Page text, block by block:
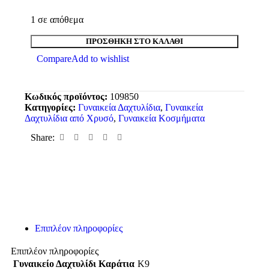
1 σε απόθεμα
ΠΡΟΣΘΉΚΗ ΣΤΟ ΚΑΛΆΘΙ
CompareAdd to wishlist
Κωδικός προϊόντος: 109850
Κατηγορίες: Γυναικεία Δαχτυλίδια, Γυναικεία
Δαχτυλίδια από Χρυσό, Γυναικεία Κοσμήματα
Share:
Επιπλέον πληροφορίες
Επιπλέον πληροφορίες
Γυναικείο Δαχτυλίδι Καράτια K9